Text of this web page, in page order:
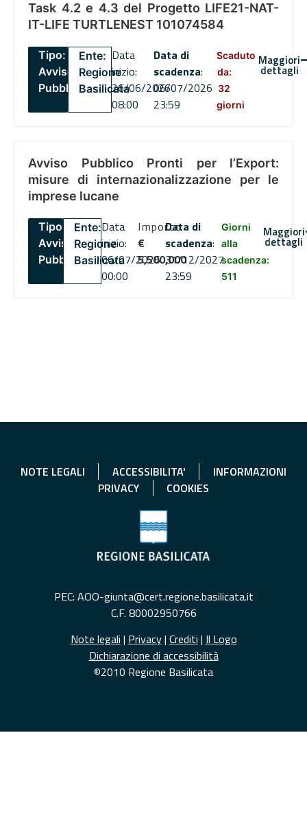
Task 4.2 e 4.3 del Progetto LIFE21-NAT-
IT-LIFE TURTLENEST 101074584
Tipo:
Avviso
Pubblico
Ente:
Regione
Basilicata
Data
inizio:
26/06/2026
08:00
Data di
scadenza:
06/07/2026
23:59
Scaduto
da:
32
giorni
Maggiori
dettagli
Avviso Pubblico Pronti per l’Export:
misure di internazionalizzazione per le
imprese lucane
Tipo:
Avviso
Pubblico
Ente:
Regione
Basilicata
Data
inizio:
06/07/2026
00:00
Importo
€
5,500,000
Data di
scadenza:
31/12/2027
23:59
Giorni
alla
scadenza:
511
Maggiori
dettagli
NOTE LEGALI ACCESSIBILITA'
INFORMAZIONI
PRIVACY
COOKIES
PEC: AOO-giunta@cert.regione.basilicata.it
C.F. 80002950766
Note legali | Privacy| Crediti | Il Logo
Dichiarazione di accessibilità
©2010 Regione Basilicata